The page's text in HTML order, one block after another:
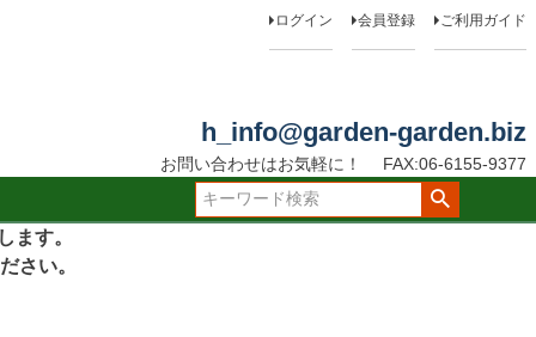
ログイン 会員登録 ご利用ガイド
h_info@garden-garden.biz
お問い合わせはお気軽に！ FAX:06-6155-9377
ます。
さい。